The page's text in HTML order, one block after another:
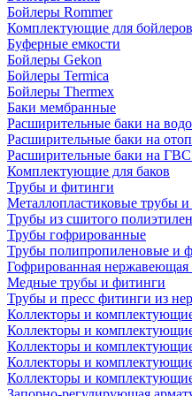
Бойлеры Rommer
Комплектующие для бойлеров
Буферные емкости
Бойлеры Gekon
Бойлеры Termica
Бойлеры Thermex
Баки мембранные
Расширительные баки на
Расширительные баки на
Расширительные баки на
Комплектующие для баков
Трубы и фитинги
Металлопластиковые трубы
Трубы из сшитого
Трубы гофрированные
Трубы полипропиленовые и
Гофрированная нержавеющая
Медные трубы и фитинги
Трубы и пресс фитинги из
Коллекторы и
Коллекторы и
Коллекторы и
Коллекторы и
Коллекторы и